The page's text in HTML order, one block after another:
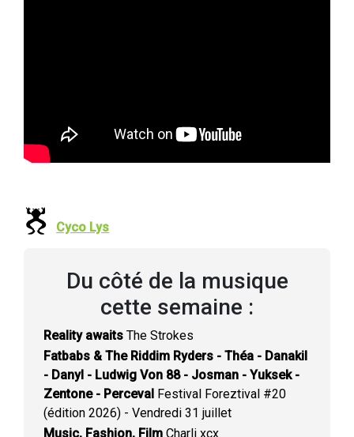
Cyco Lys
Du côté de la musique
cette semaine :
Reality awaits The Strokes
Fatbabs & The Riddim Ryders - Théa - Danakil
- Danyl - Ludwig Von 88 - Josman - Yuksek -
Zentone - Perceval Festival Foreztival #20
(édition 2026) - Vendredi 31 juillet
Music, Fashion, Film Charli xcx